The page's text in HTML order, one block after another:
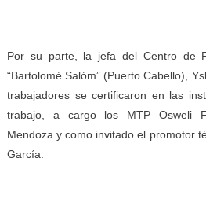
Por su parte, la jefa del Centro de
“Bartolomé Salóm” (Puerto Cabello),
trabajadores se certificaron en las
trabajo, a cargo los MTP Osweli
Mendoza y como invitado el promotor
García.